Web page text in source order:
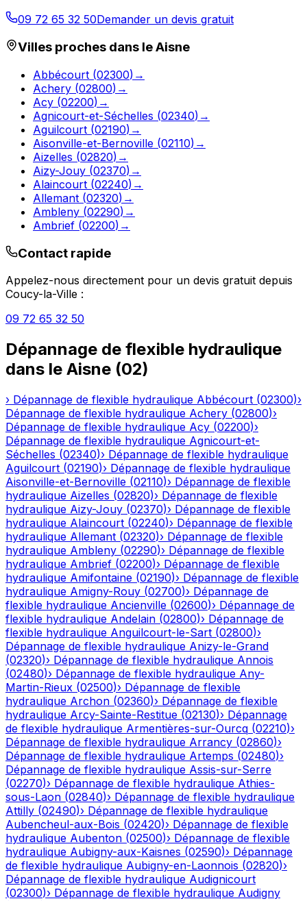
09 72 65 32 50Demander un devis gratuit
Villes proches dans leAisne
Abbécourt (02300) →
Achery (02800) →
Acy (02200) →
Agnicourt-et-Séchelles (02340) →
Aguilcourt (02190) →
Aisonville-et-Bernoville (02110) →
Aizelles (02820) →
Aizy-Jouy (02370) →
Alaincourt (02240) →
Allemant (02320) →
Ambleny (02290) →
Ambrief (02200) →
Contact rapide
Appelez-nous directement pour un devis gratuit depuis
Coucy-la-Ville :
09 72 65 32 50
Dépannage de flexible hydraulique
dans le Aisne (02)
› Dépannage de flexible hydraulique Abbécourt (02300)›
Dépannage de flexible hydraulique Achery (02800)›
Dépannage de flexible hydraulique Acy (02200)›
Dépannage de flexible hydraulique Agnicourt-et-
Séchelles (02340)› Dépannage de flexible hydraulique
Aguilcourt (02190)› Dépannage de flexible hydraulique
Aisonville-et-Bernoville (02110)› Dépannage de flexible
hydraulique Aizelles (02820)› Dépannage de flexible
hydraulique Aizy-Jouy (02370)› Dépannage de flexible
hydraulique Alaincourt (02240)› Dépannage de flexible
hydraulique Allemant (02320)› Dépannage de flexible
hydraulique Ambleny (02290)› Dépannage de flexible
hydraulique Ambrief (02200)› Dépannage de flexible
hydraulique Amifontaine (02190)› Dépannage de flexible
hydraulique Amigny-Rouy (02700)› Dépannage de
flexible hydraulique Ancienville (02600)› Dépannage de
flexible hydraulique Andelain (02800)› Dépannage de
flexible hydraulique Anguilcourt-le-Sart (02800)›
Dépannage de flexible hydraulique Anizy-le-Grand
(02320)› Dépannage de flexible hydraulique Annois
(02480)› Dépannage de flexible hydraulique Any-
Martin-Rieux (02500)› Dépannage de flexible
hydraulique Archon (02360)› Dépannage de flexible
hydraulique Arcy-Sainte-Restitue (02130)› Dépannage
de flexible hydraulique Armentières-sur-Ourcq (02210)›
Dépannage de flexible hydraulique Arrancy (02860)›
Dépannage de flexible hydraulique Artemps (02480)›
Dépannage de flexible hydraulique Assis-sur-Serre
(02270)› Dépannage de flexible hydraulique Athies-
sous-Laon (02840)› Dépannage de flexible hydraulique
Attilly (02490)› Dépannage de flexible hydraulique
Aubencheul-aux-Bois (02420)› Dépannage de flexible
hydraulique Aubenton (02500)› Dépannage de flexible
hydraulique Aubigny-aux-Kaisnes (02590)› Dépannage
de flexible hydraulique Aubigny-en-Laonnois (02820)›
Dépannage de flexible hydraulique Audignicourt
(02300)› Dépannage de flexible hydraulique Audigny